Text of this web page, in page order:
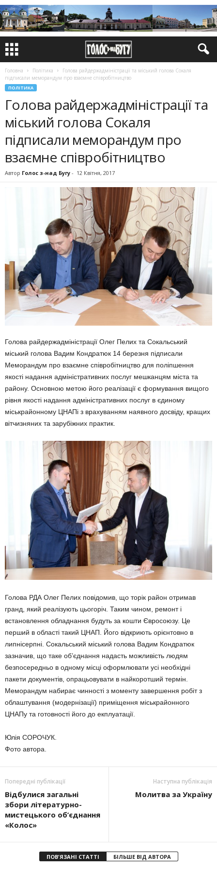
Головна Політика
Голова райдержадміністрації та міський голова Сокаля
підписали меморандум про взаємне співробітництво
ПОЛІТИКА
Голова райдержадміністрації та
міський голова Сокаля
підписали меморандум про
взаємне співробітництво
Автор Голос з-над Бугу - 12 Квітня, 2017
Голова райдержадміністрації Олег Пелих та Сокальський
міський голова Вадим Кондратюк 14 березня підписали
Меморандум про взаємне співробітництво для поліпшення
якості надання адміністративних послуг мешканцям міста та
району. Основною метою його реалізації є формування вищого
рівня якості надання адміністративних послуг в єдиному
міськрайонному ЦНАПі з врахуванням наявного досвіду, кращих
вітчизняних та зарубіжних практик.
Голова РДА Олег Пелих повідомив, що торік район отримав
гранд, який реалізують цьогоріч. Таким чином, ремонт і
встановлення обладнання будуть за кошти Євросоюзу. Це
перший в області такий ЦНАП. Його відкриють орієнтовно в
липнісерпні. Сокальський міський голова Вадим Кондратюк
зазначив, що таке об’єднання надасть можливість людям
безпосередньо в одному місці оформлювати усі необхідні
пакети документів, опрацьовувати в найкоротший термін.
Меморандум набирає чинності з моменту завершення робіт з
облаштування (модернізації) приміщення міськрайонного
ЦНАПу та готовності його до екплуатації.
Юлія СОРОЧУК.
Фото автора.
Попередні публікації
Відбулися загальні
збори літературно-
мистецького об’єднання
«Колос»
Наступна публікація
Молитва за Україну
ПОВ'ЯЗАНІ СТАТТІ БІЛЬШЕ ВІД АВТОРА